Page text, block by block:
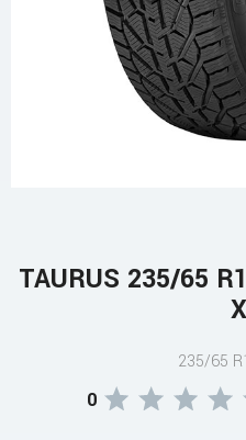
TAURUS 235/65
235/65
0